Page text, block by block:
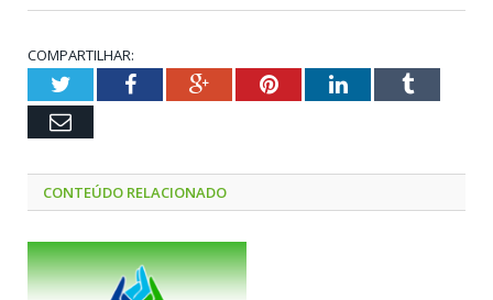
COMPARTILHAR:
TwitterFacebookGoogle+PinterestLinkedInTumblr
Email
CONTEÚDO RELACIONADO